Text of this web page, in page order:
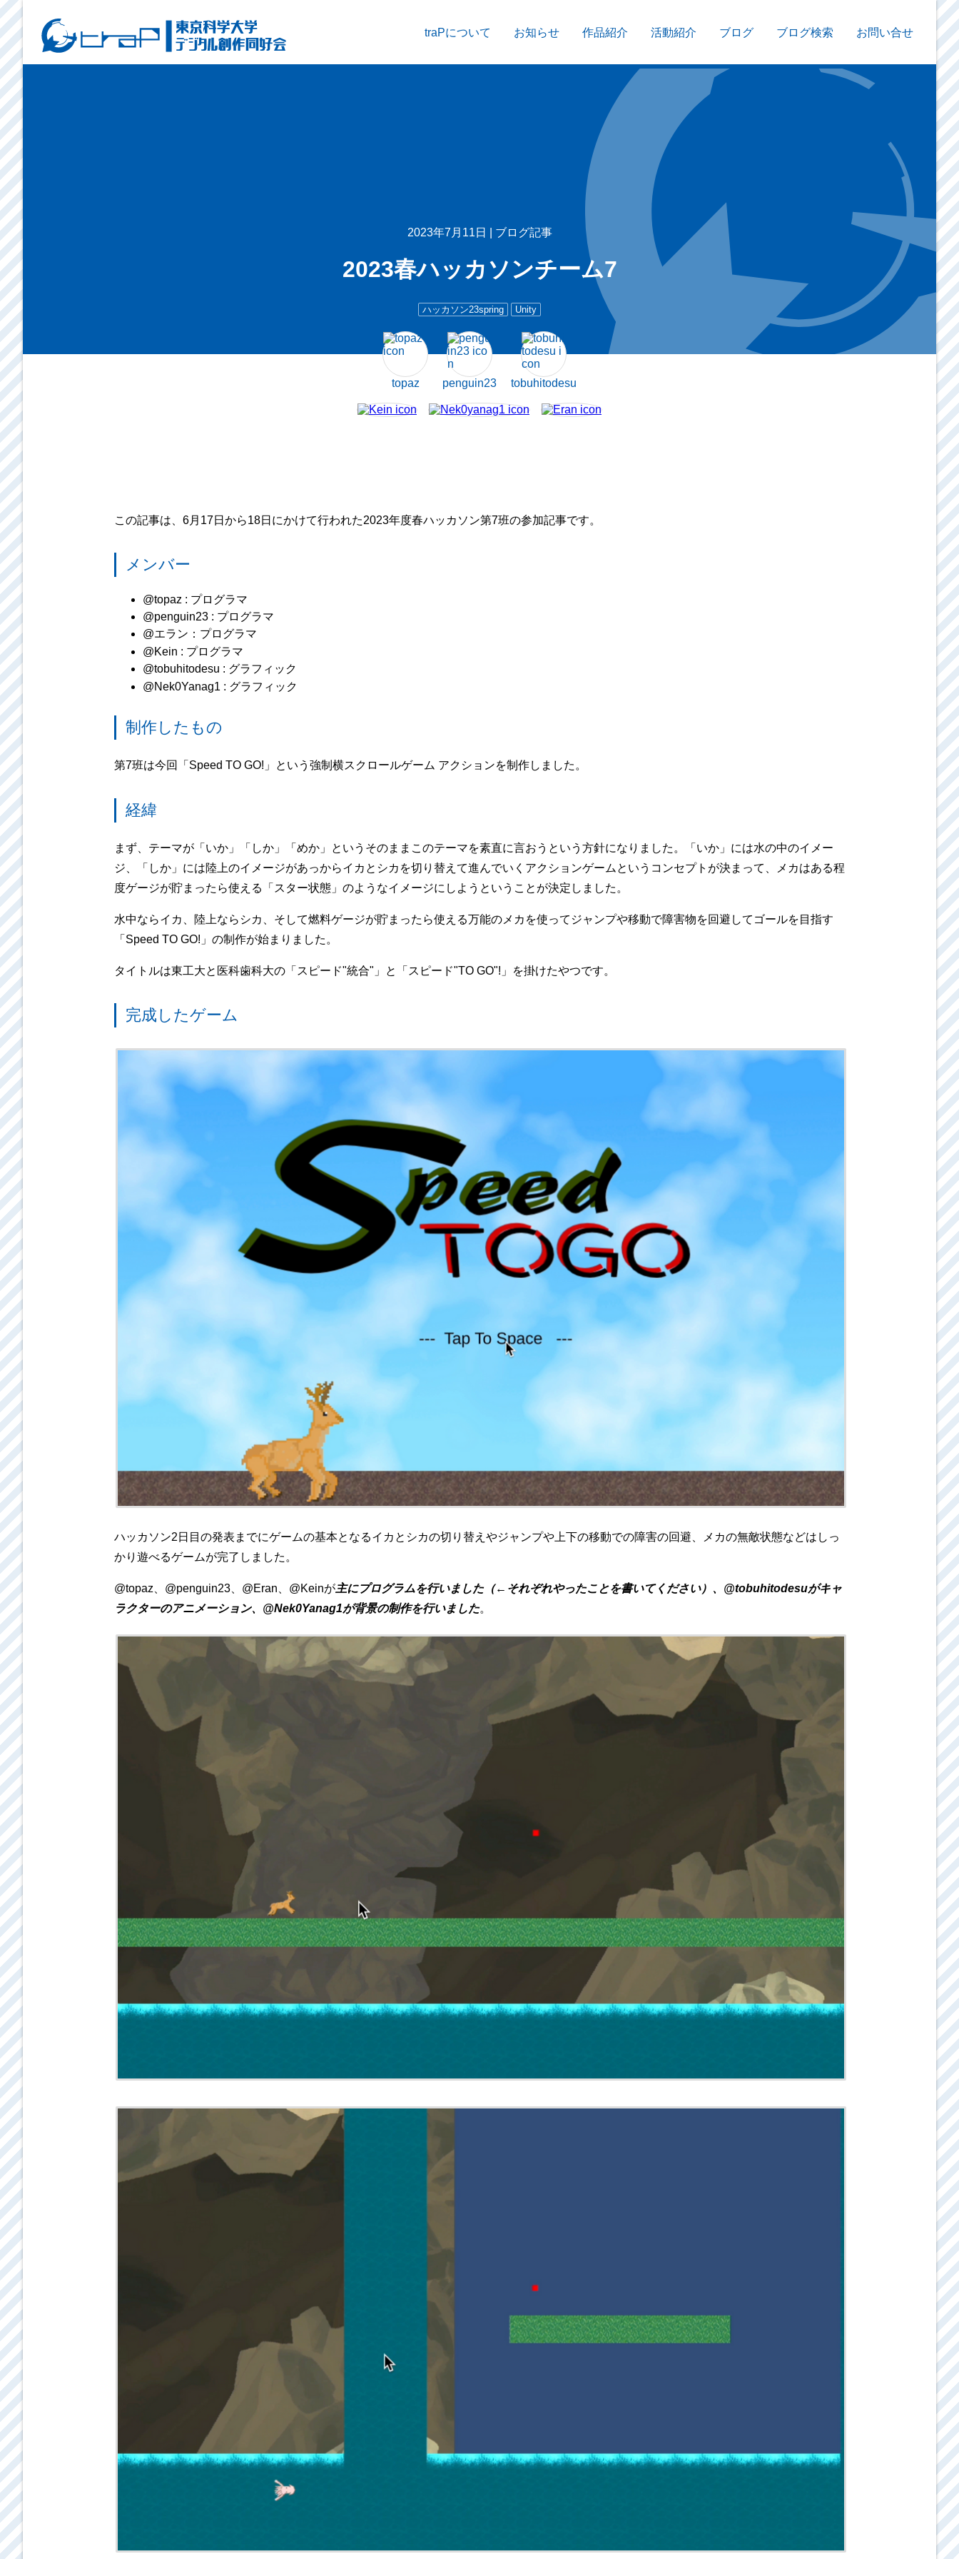
traPについて お知らせ 作品紹介 活動紹介 ブログ ブログ検索 お問い合せ
2023年7月11日 | ブログ記事
2023春ハッカソンチーム7
ハッカソン23spring Unity
topaz penguin23 tobuhitodesu
この記事は、6月17日から18日にかけて行われた2023年度春ハッカソン第7班の参加記事です。
メンバー
@topaz : プログラマ
@penguin23 : プログラマ
@エラン：プログラマ
@Kein : プログラマ
@tobuhitodesu : グラフィック
@Nek0Yanag1 : グラフィック
制作したもの
第7班は今回「Speed TO GO!」という強制横スクロールゲーム アクションを制作しました。
経緯
まず、テーマが「いか」「しか」「めか」というそのままこのテーマを素直に言おうという方針になりました。「いか」には水の中のイメー
ジ、「しか」には陸上のイメージがあっからイカとシカを切り替えて進んでいくアクションゲームというコンセプトが決まって、メカはある程
度ゲージが貯まったら使える「スター状態」のようなイメージにしようということが決定しました。
水中ならイカ、陸上ならシカ、そして燃料ゲージが貯まったら使える万能のメカを使ってジャンプや移動で障害物を回避してゴールを目指す
「Speed TO GO!」の制作が始まりました。
タイトルは東工大と医科歯科大の「スピード"統合"」と「スピード"TO GO"!」を掛けたやつです。
完成したゲーム
ハッカソン2日目の発表までにゲームの基本となるイカとシカの切り替えやジャンプや上下の移動での障害の回避、メカの無敵状態などはしっ
かり遊べるゲームが完了しました。
@topaz、@penguin23、@Eran、@Keinが主にプログラムを行いました（←それぞれやったことを書いてください）、@tobuhitodesuがキャ
ラクターのアニメーション、@Nek0Yanag1が背景の制作を行いました。